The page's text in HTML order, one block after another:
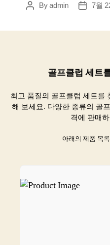
PostByadmin
Post7월
골프클럽 세트
최고 품질의 골프클럽 세트를
해 보세요. 다양한 종류의 골
격에 판매
아래의 제품 목